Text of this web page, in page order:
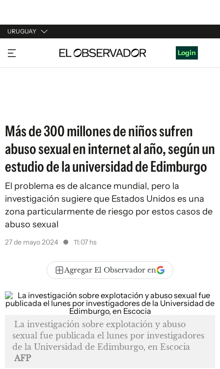
URUGUAY
URUGUAY
ARGENTINA
Login
Más de 300 millones de niños sufren
abuso sexual en internet al año, según un
estudio de la universidad de Edimburgo
El problema es de alcance mundial, pero la
investigación sugiere que Estados Unidos es una
zona particularmente de riesgo por estos casos de
abuso sexual
27 de mayo 2024 11:07 hs
Agregar El Observador en
La investigación sobre explotación y abuso
sexual fue publicada el lunes por investigadores
de la Universidad de Edimburgo, en Escocia
AFP